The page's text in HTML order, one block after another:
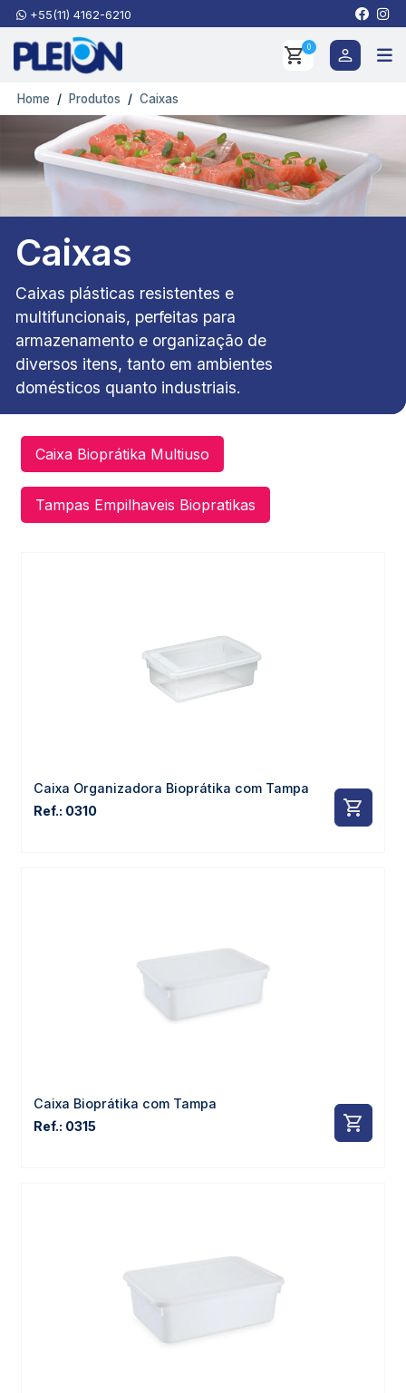
+55(11) 4162-6210
0
Home Produtos Caixas
Caixas
Caixas plásticas resistentes e
multifuncionais, perfeitas para
armazenamento e organização de
diversos itens, tanto em ambientes
domésticos quanto industriais.
Caixa Bioprátika Multiuso
Tampas Empilhaveis Biopratikas
Caixa Organizadora Bioprátika com Tampa
Ref.: 0310
Caixa Bioprátika com Tampa
Ref.: 0315